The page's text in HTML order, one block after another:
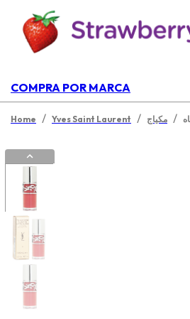
COMPRA POR MARCA
Home / Yves Saint Laurent / مكياج /